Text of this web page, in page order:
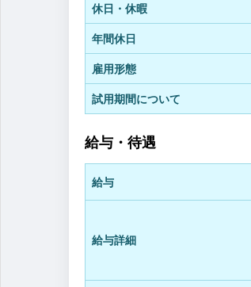
休日・休暇
年間休日
雇用形態
試用期間について
給与・待遇
給与
給与詳細